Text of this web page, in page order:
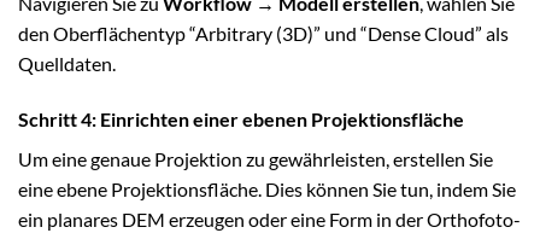
den Oberflächentyp “Arbitrary (3D)” und “Dense Cloud” als
Quelldaten.
Schritt 4: Einrichten einer ebenen Projektionsfläche
Um eine genaue Projektion zu gewährleisten, erstellen Sie
eine ebene Projektionsfläche. Dies können Sie tun, indem Sie
ein planares DEM erzeugen oder eine Form in der Orthofoto-